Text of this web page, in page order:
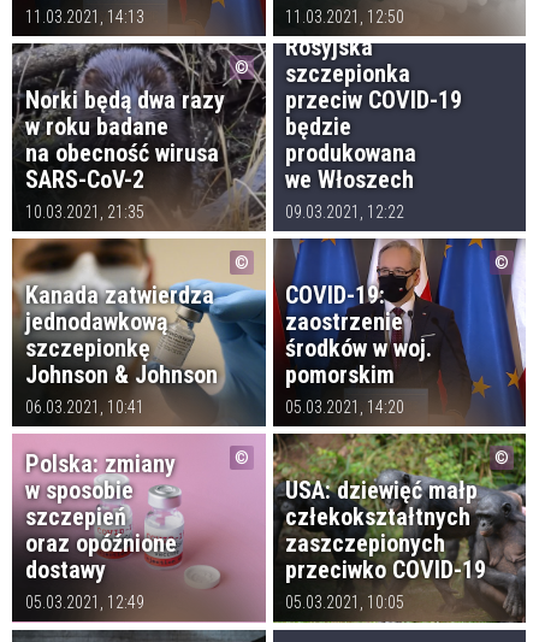
11.03.2021, 14:13 11.03.2021, 12:50
Norki będą dwa razy
w roku badane
na obecność wirusa
SARS-CoV-2
10.03.2021, 21:35
Rosyjska
szczepionka
przeciw COVID-19
będzie
produkowana
we Włoszech
09.03.2021, 12:22
Kanada zatwierdza
jednodawkową
szczepionkę
Johnson & Johnson
06.03.2021, 10:41
COVID-19:
zaostrzenie
środków w woj.
pomorskim
05.03.2021, 14:20
Polska: zmiany
w sposobie
szczepień
oraz opóźnione
dostawy
05.03.2021, 12:49
USA: dziewięć małp
człekokształtnych
zaszczepionych
przeciwko COVID-19
05.03.2021, 10:05